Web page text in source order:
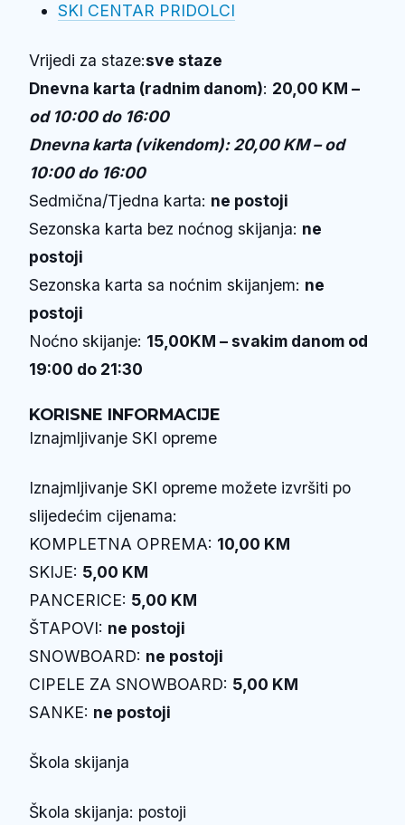
SKI CENTAR PRIDOLCI
Vrijedi za staze:sve staze
Dnevna karta (radnim danom): 20,00 KM –
od 10:00 do 16:00
Dnevna karta (vikendom): 20,00 KM – od
10:00 do 16:00
Sedmična/Tjedna karta: ne postoji
Sezonska karta bez noćnog skijanja: ne
postoji
Sezonska karta sa noćnim skijanjem: ne
postoji
Noćno skijanje: 15,00KM – svakim danom od
19:00 do 21:30
KORISNE INFORMACIJE
Iznajmljivanje SKI opreme
Iznajmljivanje SKI opreme možete izvršiti po
slijedećim cijenama:
KOMPLETNA OPREMA: 10,00 KM
SKIJE: 5,00 KM
PANCERICE: 5,00 KM
ŠTAPOVI: ne postoji
SNOWBOARD: ne postoji
CIPELE ZA SNOWBOARD: 5,00 KM
SANKE: ne postoji
Škola skijanja
Škola skijanja: postoji